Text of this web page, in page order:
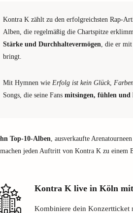
Kontra K zählt zu den erfolgreichsten Rap-
Alben, die regelmäßig die Chartspitze
Stärke und Durchhaltevermögen, die er
bringt.
Mit Hymnen wie Erfolg ist kein Glück,
Songs, die seine Fans mitsingen, fühlen und
Top-10-Alben, ausverkaufte
jeden Auftritt von Kontra K zu einem
Kontra K live in Köln
Kombiniere dein Konzertticket